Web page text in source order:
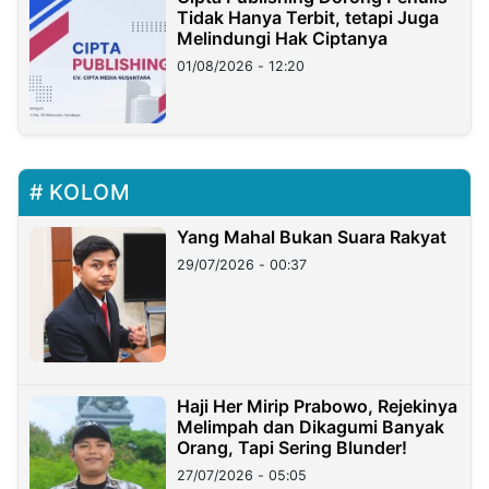
Tidak Hanya Terbit, tetapi Juga
Melindungi Hak Ciptanya
01/08/2026 - 12:20
KOLOM
Yang Mahal Bukan Suara Rakyat
29/07/2026 - 00:37
Haji Her Mirip Prabowo, Rejekinya
Melimpah dan Dikagumi Banyak
Orang, Tapi Sering Blunder!
27/07/2026 - 05:05